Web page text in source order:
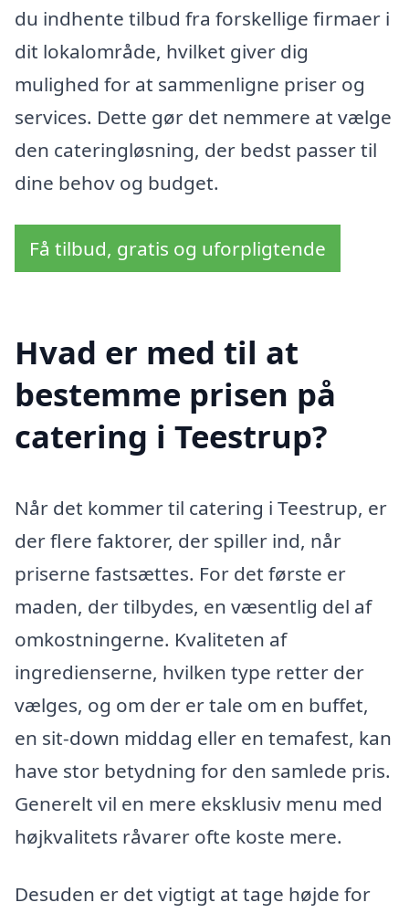
du indhente tilbud fra forskellige firmaer i
dit lokalområde, hvilket giver dig
mulighed for at sammenligne priser og
services. Dette gør det nemmere at vælge
den cateringløsning, der bedst passer til
dine behov og budget.
Få tilbud, gratis og uforpligtende
Hvad er med til at
bestemme prisen på
catering i Teestrup?
Når det kommer til catering i Teestrup, er
der flere faktorer, der spiller ind, når
priserne fastsættes. For det første er
maden, der tilbydes, en væsentlig del af
omkostningerne. Kvaliteten af
ingredienserne, hvilken type retter der
vælges, og om der er tale om en buffet,
en sit-down middag eller en temafest, kan
have stor betydning for den samlede pris.
Generelt vil en mere eksklusiv menu med
højkvalitets råvarer ofte koste mere.
Desuden er det vigtigt at tage højde for